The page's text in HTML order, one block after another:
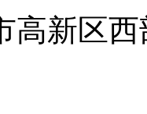
高新区西